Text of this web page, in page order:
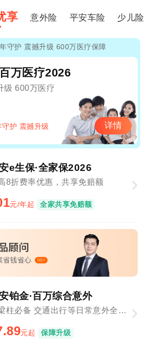
享 意外险 平安车险 少儿险
守护 震撼升级 600万医疗保障
万医疗2026
级 600万医疗
守护 震撼升级 详情
e生保·全家保2026
8折费率优惠，共享免赔额
元/年起 全家共享免赔额
铂金·百万综合意外
顶梁柱必备 交通出行等日常意外全覆盖
元起 保障升级